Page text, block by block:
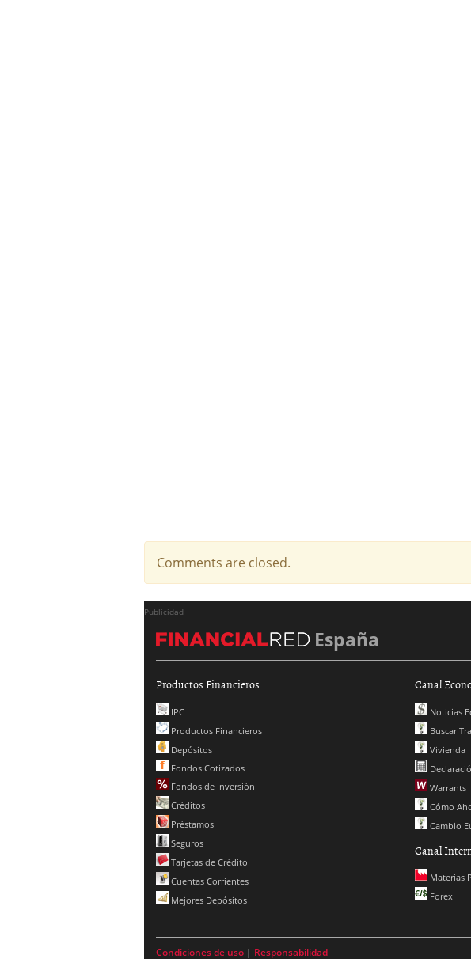
Comments are closed.
Publicidad
España
Productos Financieros
IPC
Productos Financieros
Depósitos
Fondos Cotizados
Fondos de Inversión
Créditos
Préstamos
Seguros
Tarjetas de Crédito
Cuentas Corrientes
Mejores Depósitos
Canal
Noticias
Buscar
Vivienda
Warrants
Cómo
Cambio
Canal
Materias
Forex
Condiciones de uso | Responsabilidad